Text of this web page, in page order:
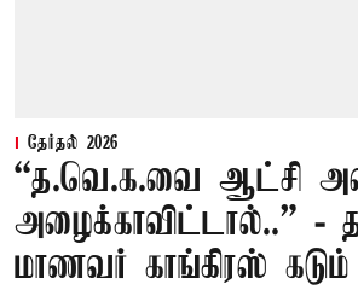
தேர்தல் 2026
“த.வெ.க.வை ஆட்சி
அழைக்காவிட்டால்..” -
மாணவர் காங்கிரஸ் கடும்